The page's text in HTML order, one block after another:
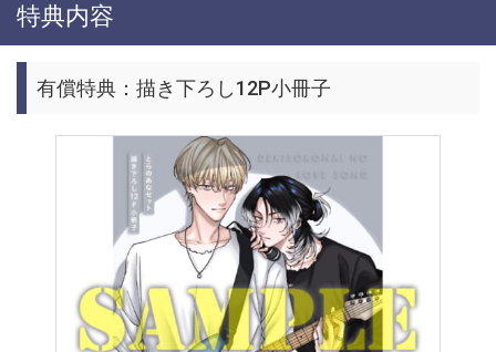
特典内容
有償特典：描き下ろし12P小冊子